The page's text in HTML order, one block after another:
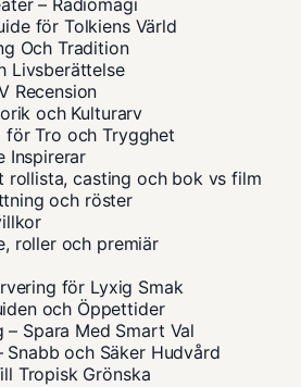
– Radiomagi
för Tolkiens Värld
Och Tradition
Livsberättelse
Recension
och Kulturarv
för Tro och Trygghet
Inspirerar
rollista, casting och bok vs film
och röster
roller och premiär
för Lyxig Smak
och Öppettider
Spara Med Smart Val
och Säker Hudvård
Tropisk Grönska